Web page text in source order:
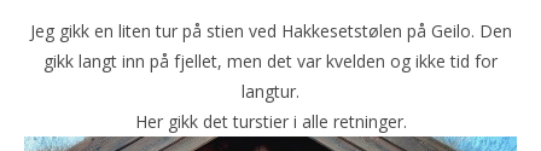
Jeg gikk en liten tur på stien ved Hakkesetstølen på Geilo. Den
gikk langt inn på fjellet, men det var kvelden og ikke tid for
langtur.
Her gikk det turstier i alle retninger.